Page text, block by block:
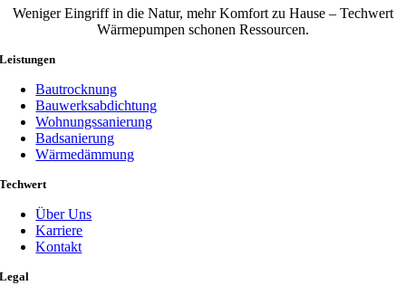
Weniger Eingriff in die Natur, mehr Komfort zu Hause – Techwert
Wärmepumpen schonen Ressourcen.
Leistungen
Bautrocknung
Bauwerksabdichtung
Wohnungssanierung
Badsanierung
Wärmedämmung
Techwert
Über Uns
Karriere
Kontakt
Legal